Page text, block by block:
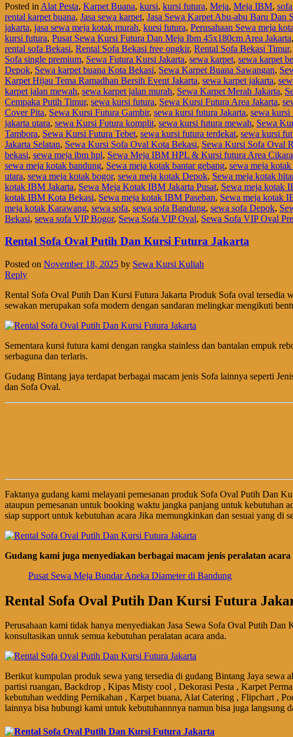
Posted in Alat Pesta, Karpet Buana, kursi, kursi futura, Meja, Meja IBM, sofa
rental karpet buana, Jasa sewa karpet, Jasa Sewa Karpet Abu-abu Baru Dan
jakarta, jasa sewa meja kotak murah, kursi futura, Perusahaan Sewa meja
kursi futura, Pusat Sewa Kursi Futura Dan Meja Ibm 45x180cm Area Jakarta,
rental sofa Bekasi, Rental Sofa Bekasi free ongkir, Rental Sofa Bekasi Timur,
Sofa single premium, Sewa Futura Kursi Jakarta, sewa karpet, sewa karpet
Depok, Sewa karpet buana Kota Bekasi, Sewa Karpet Buana Sawangan,
Karpet Hijau Tema Ramadhan Bersih Event Jakarta, sewa karpet jakarta,
karpet jalan mewah, sewa karpet jalan murah, Sewa Karpet Merah Jakarta,
Cempaka Putih Timur, sewa kursi futura, Sewa Kursi Futura Area Jakarta,
Cover Pita, Sewa Kursi Futura Gambir, sewa kursi futura Jakarta, sewa kursi
jakarta utara, sewa Kursi Futura komplit, sewa kursi futura mewah, Sewa
Tambora, Sewa Kursi Futura Tebet, sewa kursi futura terdekat, sewa kursi
Jakarta Selatan, Sewa Kursi Sofa Oval Kota Bekasi, Sewa Kursi Sofa Oval
bekasi, sewa meja ibm hpl, Sewa Meja IBM HPL & Kursi futura Area
sewa meja kotak bandung, Sewa meja kotak bantar gebang, sewa meja kotak
utara, sewa meja kotak bogor, sewa meja kotak Depok, Sewa meja kotak
kotak IBM Jakarta, Sewa Meja Kotak IBM Jakarta Pusat, Sewa meja kotak
kotak IBM Kota Bekasi, Sewa meja kotak IBM Paseban, Sewa meja kotak
meja kotak Karawang, sewa sofa, sewa sofa Bandung, sewa sofa Depok,
Bekasi, sewa sofa VIP Bogor, Sewa Sofa VIP Oval, Sewa Sofa VIP Oval
Rental Sofa Oval Putih Dan Kursi Futura Jakarta
Posted on November 18, 2025 by Sewa Kursi Kuliah
Reply
Rental Sofa Oval Putih Dan Kursi Futura Jakarta Produk Sofa oval tersedia
sewakan merupakan sofa modern dengan sandaran melingkar mengikuti
Sementara kursi futura kami dengan rangka stainless dan bantalan empuk
serbaguna dan terlaris.
Gudang Bintang jaya terdapat berbagai macam jenis Sofa lainnya seperti
dan Sofa Oval.
Faktanya gudang kami melayani pemesanan produk Sofa Oval Putih Dan
ataupun pemesanan untuk booking waktu jangka panjang untuk kebutuhan
siap support untuk kebutuhan acara Jika memungkinkan dan sesuai yang di
Gudang kami juga menyediakan berbagai macam jenis peralatan
Pusat Sewa Meja Bundar Aneka Diameter di Bandung
Rental Sofa Oval Putih Dan Kursi Futura
Perusahaan kami tidak hanya menyediakan Jasa Sewa Sofa Oval Putih
konsultasikan untuk semua kebutuhan peralatan acara anda.
Berikut kumpulan produk sewa yang tersedia di gudang Bintang Jaya sewa
partisi ruangan, Backdrop , Kipas Misty cool , Dekorasi Pesta , Karpet
kebutuhan wedding Pernikahan , Karpet buana, Alat Catering , Flipchart ,
lainnya bisa hubungi kami untuk kebutuhannnya namun bisa juga langsung